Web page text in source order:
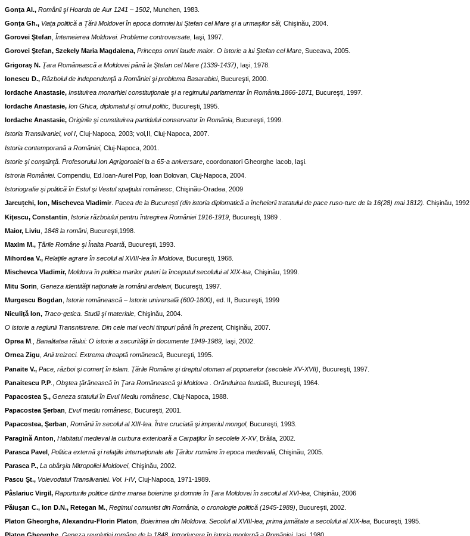
Gonţa Al., Românii şi Hoarda de Aur 1241 – 1502 , Munchen, 1983.
Gonţa Gh., Viaţa politică a Ţării Moldovei în epoca domniei lui Ştefan cel Mare şi a urmaşilor săi, Chişinău, 2004.
Gorovei Ştefan Întemeierea Moldovei. Probleme controversate , Iaşi, 1997.
Gorovei Ştefan, Szekely Maria Magdalena, Princeps omni laude maior. O istorie a lui Ştefan cel Mare , Suceava, 2005.
Grigoraş N. Ţara Românească a Moldovei până la Ştefan cel Mare (1339-1437) , Iaşi, 1978.
Ionescu D., Războiul de independenţă a României şi problema Basarabiei, Bucureşti, 2000.
Iordache Anastasie, Instituirea monarhiei constituţionale şi a regimului parlamentar în România.1866-1871, Bucureşti, 1997.
Iordache Anastasie, Ion Ghica, diplomatul şi omul politic, Bucureşti, 1995.
Iordache Anastasie, Originile şi constituirea partidului conservator în România,
Bucureşti, 1999.
Istoria Transilvaniei, vol I, Cluj-Napoca, 2003; vol,II, Cluj-Napoca, 2007.
Istoria contemporană a României, Cluj-Napoca, 2001.
Istorie şi conştiinţă. Profesorului Ion Agrigoroaiei la a 65-a aniversare , coordonatori Gheorghe Iacob, Iaşi.
Istroria României. Compendiu, Ed.Ioan-Aurel Pop, Ioan Bolovan, Cluj-Napoca, 2004.
Istoriografie şi politică în Estul şi Vestul spaţiului românesc , Chişinău-Oradea, 2009
Jarcuțchi, Ion, Mischevca Vladimir. Pacea de la București (din istoria diplomatică a încheierii tratatului de pace ruso-turc de la 16(28) mai 1812). Chișinău, 1992.
Kiţescu, Constantin Istoria războiului pentru întregirea României 1916-1919 , Bucureşti, 1989 .
Maior, Liviu
1848 la români, Bucureşti,1998.
Maxim M., Ţările Române şi Înalta Poartă , Bucureşti, 1993.
Mihordea V., Relaţiile agrare în secolul al XVIII-lea în Moldova , Bucureşti, 1968.
Mischevca Vladimir, Moldova în politica marilor puteri la începutul secolului al XIX-lea , Chişinău, 1999.
Mitu Sorin Geneza identităţii naţionale la românii ardeleni, Bucureşti, 1997.
Murgescu Bogdan Istorie românească – Istorie universală (600-1800) , ed. II, Bucureşti, 1999
Niculiţă Ion, Traco-getica. Studii şi materiale , Chişinău, 2004.
O istorie a regiunii Transnistrene. Din cele mai vechi timpuri până în prezent, Chişinău, 2007.
Oprea M
Banalitatea răului: O istorie a securităţii în documente 1949-1989,
Iaşi, 2002.
Ornea Zigu, Anii treizeci. Extrema dreaptă românescâ, Bucureşti, 1995.
Panaite V., Pace, război şi comerţ în islam. Ţările Române şi dreptul otoman al popoarelor (secolele XV-XVII) , Bucureşti, 1997.
Panaitescu P.P
Obştea ţărănească în Ţara Românească şi Moldova Orânduirea feudală , Bucureşti, 1964.
Papacostea Ş., Geneza statului în Evul Mediu românesc , Cluj-Napoca, 1988.
Papacostea Şerban Evul mediu românesc , Bucureşti, 2001.
Papacostea, Şerban Românii în secolul al XIII-lea. Între cruciată şi imperiul mongol, Bucureşti, 1993.
Paragină Anton Habitatul medieval la curbura exterioară a Carpaţilor în secolele X-XV, Brăila, 2002.
Parasca Pavel Politica externă şi relaţiile internaţionale ale Ţărilor române în epoca medievală, Chişinău, 2005.
Parasca P., La obârşia Mitropoliei Moldovei, Chişinău, 2002.
Pascu Şt., Voievodatul Transilvaniei. Vol. I-IV, Cluj-Napoca, 1971-1989.
Pâslariuc Virgil, Raporturile politice dintre marea boierime şi domnie în Ţara Moldovei în secolul al XVI-lea, Chişinău, 2006
Păiuşan C., Ion D.N., Retegan M. Regimul comunist din România, o cronologie politică (1945-1989) , Bucureşti, 2002.
Platon Gheorghe, Alexandru-Florin Platon Boierimea din Moldova. Secolul al XVIII-lea, prima jumătate a secolului al XIX-lea , Bucureşti, 1995.